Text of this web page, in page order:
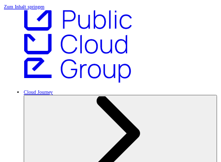
Zum Inhalt springen
Cloud Journey